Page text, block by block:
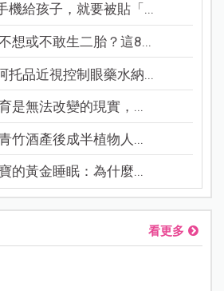
機給孩子，就要被貼「...
想或不敢生二胎？這8...
托品近視控制眼藥水納...
是無法改變的現實，...
竹酒產後成半植物人...
的黃金睡眠：為什麼...
看更多